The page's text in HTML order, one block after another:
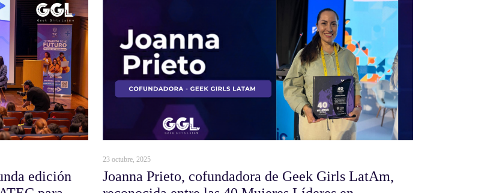
edición
23 octubre, 2025
Joanna Prieto, cofundadora de Geek Girls LatAm,